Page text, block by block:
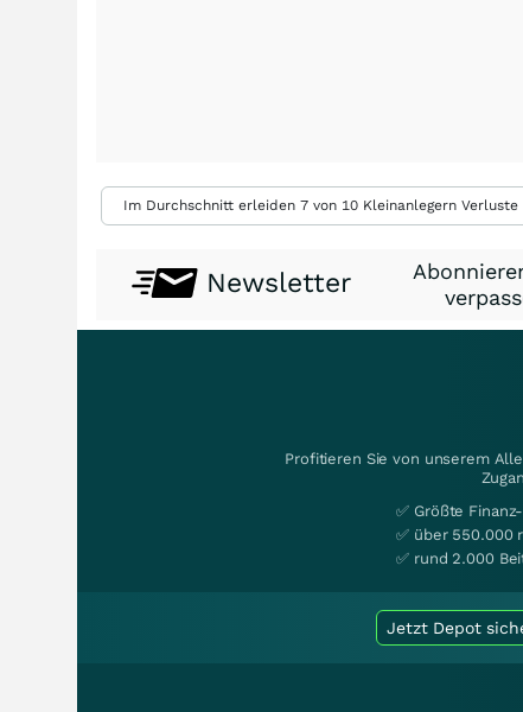
Im Durchschnitt erleiden 7 von 10 Kleinanlegern
Newsletter
Profitieren Sie von unserem
✅ Größte
✅ über 550.000
✅ rund 2.000
Jetzt Depot